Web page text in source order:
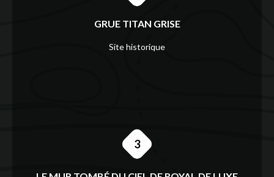
GRUE TITAN GRISE
Site historique
3